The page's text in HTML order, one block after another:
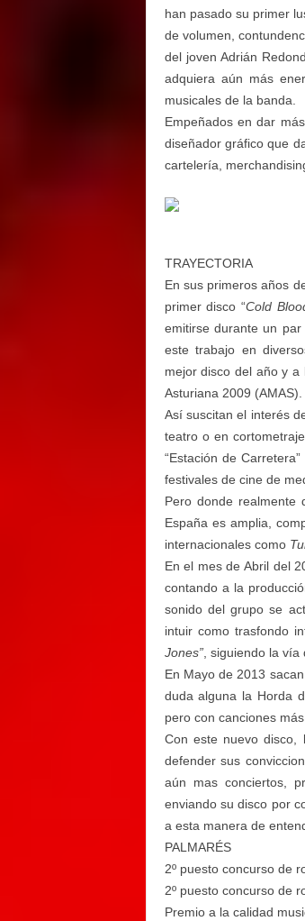
han pasado su primer
de volumen,
del joven Adrián
adquiera aún más
musicales de la banda.
Empeñados en dar
diseñador gráfico que
cartelería,
TRAYECTORIA
En sus primeros años
primer disco “Cold
emitirse durante un
este trabajo en
mejor disco del año y a
Asturiana 2009 (AMAS).
Así suscitan el interés
teatro o en
“Estación de
festivales de cine de
Pero donde realmente
España es amplia,
internacionales como
En el mes de Abril del
contando a la
sonido del grupo se
intuir como trasfondo
Jones”, siguiendo la vía
En Mayo de 2013
duda alguna la Horda
pero con canciones
Con este nuevo
defender sus
aún mas conciertos,
enviando su disco por
a esta manera de
PALMARÉS
2º puesto concurso de
2º puesto concurso de
Premio a la calidad